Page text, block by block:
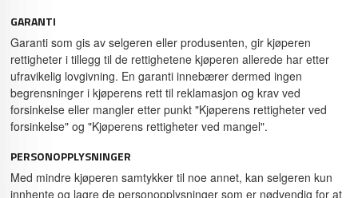
GARANTI
Garanti som gis av selgeren eller produsenten, gir kjøperen
rettigheter i tillegg til de rettighetene kjøperen allerede har etter
ufravikelig lovgivning. En garanti innebærer dermed ingen
begrensninger i kjøperens rett til reklamasjon og krav ved
forsinkelse eller mangler etter punkt "Kjøperens rettigheter ved
forsinkelse" og "Kjøperens rettigheter ved mangel".
PERSONOPPLYSNINGER
Med mindre kjøperen samtykker til noe annet, kan selgeren kun
innhente og lagre de personopplysninger som er nødvendig for at